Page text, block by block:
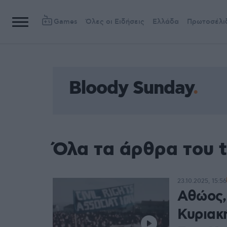
Games Όλες οι Ειδήσεις Ελλάδα
Bloody Sunday
Όλα τα άρθρα του
Αθώος,
23.10.2025, 15:56